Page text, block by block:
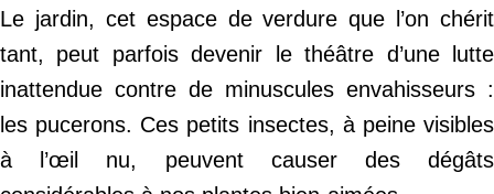
Le jardin, cet espace de verdure que l’on chérit
tant, peut parfois devenir le théâtre d’une lutte
inattendue contre de minuscules envahisseurs :
les pucerons. Ces petits insectes, à peine visibles
à l’œil nu, peuvent causer des dégâts